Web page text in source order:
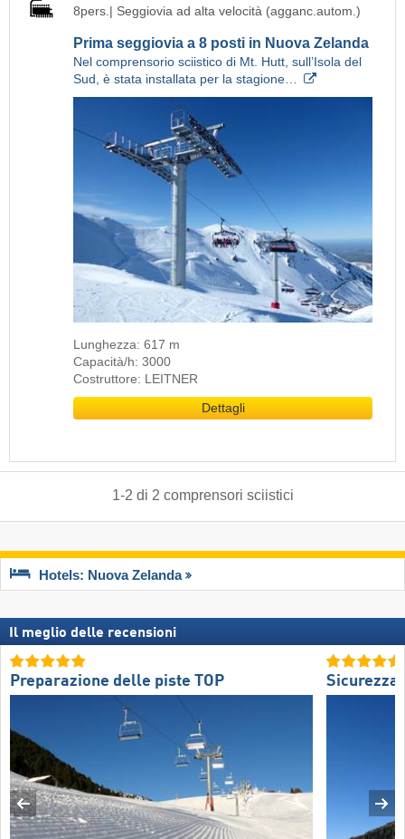
8pers.| Seggiovia ad alta velocità (agganc.autom.)
Prima seggiovia a 8 posti in Nuova Zelanda
Nel comprensorio sciistico di Mt. Hutt, sull’Isola del
Sud, è stata installata per la stagione…
Lunghezza: 617 m
Capacità/h: 3000
Costruttore: LEITNER
Dettagli
1-2 di 2 comprensori sciistici
Hotels: Nuova Zelanda
Il meglio delle recensioni
Preparazione delle piste TOP Sicurezza